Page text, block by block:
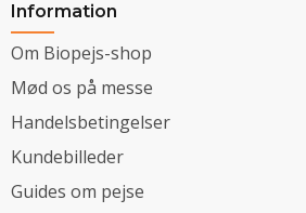
Information
Om Biopejs-shop
Mød os på messe
Handelsbetingelser
Kundebilleder
Guides om pejse